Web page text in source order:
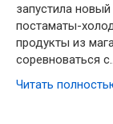
запустила
постаматы-
продукты из
соревноваться
Читать